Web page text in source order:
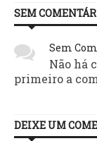
SEM
Sem
Não há
primeiro a
DEIXE UM